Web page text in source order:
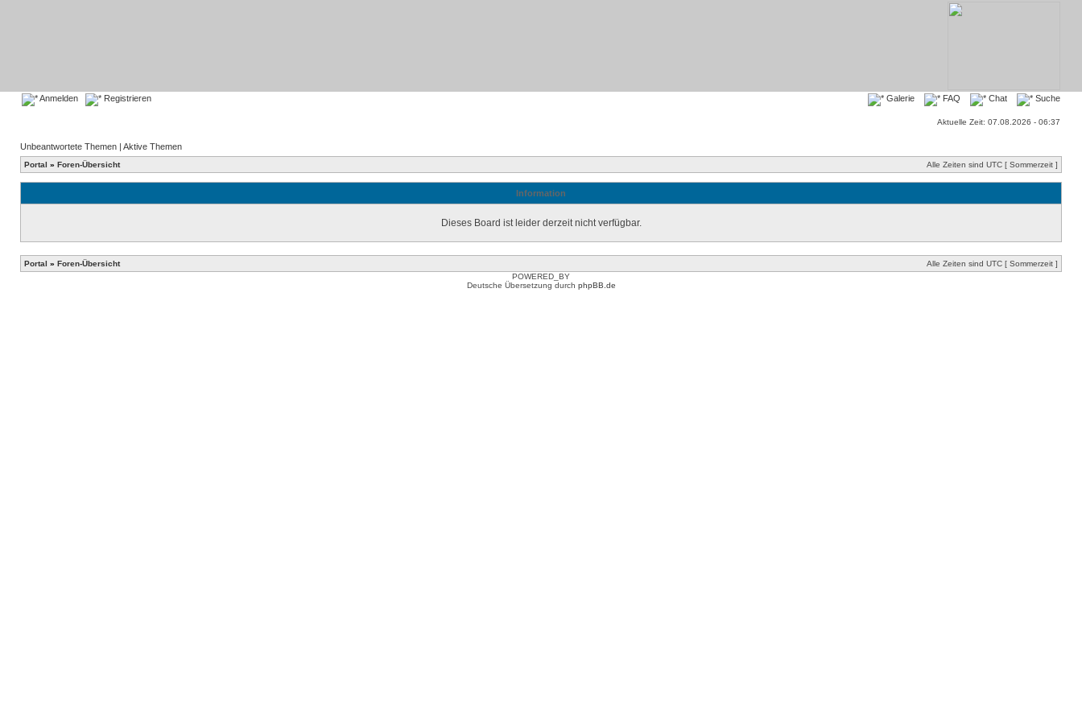
Anmelden Registrieren Galerie FAQ Chat Suche
Aktuelle Zeit: 07.08.2026 - 06:37
Unbeantwortete Themen | Aktive Themen
Portal » Foren-Übersicht Alle Zeiten sind UTC [ Sommerzeit ]
Information
Dieses Board ist leider derzeit nicht verfügbar.
Portal » Foren-Übersicht
Alle Zeiten sind UTC [ Sommerzeit ]
POWERED_BY
Deutsche Übersetzung durch phpBB.de